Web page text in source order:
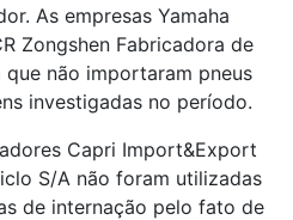
As empresas Yamaha
Zongshen Fabricadora de
que não importaram pneus
investigadas no período.
Capri Import&Export
S/A não foram utilizadas
de internação pelo fato de